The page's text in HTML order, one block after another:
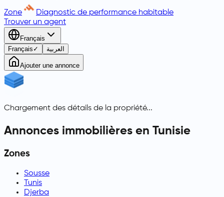
Zone
Diagnostic de performance habitable
Trouver un agent
Français
Français ✓ العربية
Ajouter une annonce
Chargement des détails de la propriété...
Annonces immobilières en Tunisie
Zones
Sousse
Tunis
Djerba